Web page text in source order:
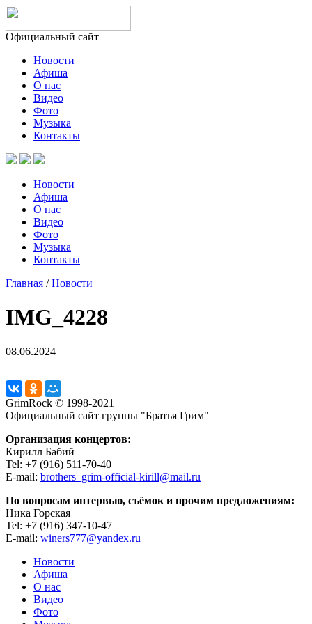
Официальный сайт
Новости
Афиша
О нас
Видео
Фото
Музыка
Контакты
Новости
Афиша
О нас
Видео
Фото
Музыка
Контакты
Главная /Новости
IMG_4228
08.06.2024
GrimRock © 1998-2021
Официальный сайт группы "Братья Грим"
Организация концертов:
Кирилл Бабий
Tel: +7 (916) 511-70-40
E-mail: brothers_grim-official-kirill@mail.ru
По вопросам интервью, съёмок и прочим предложениям:
Ника Горская
Tel: +7 (916) 347-10-47
E-mail: winers777@yandex.ru
Новости
Афиша
О нас
Видео
Фото